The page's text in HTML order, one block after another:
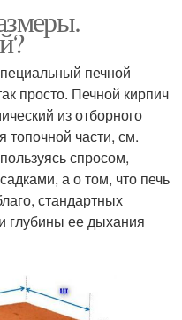
печной
просто. Печной кирпич
из отборного
топочной части, см.
спросом,
а о том, что печь
стандартных
глубины ее дыхания